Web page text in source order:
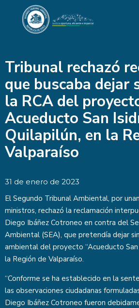
Tribunal rechazó
que buscaba dejar
la RCA del
Acueducto San
Quilapilún, en la
Valparaíso
31 de enero de 2023
El Segundo Tribunal Ambiental, por
ministros, rechazó la reclamación
Diego Ibáñez Cotroneo en contra del
Ambiental (SEA), que pretendía dejar
ambiental del proyecto “Acueducto San
la Región de Valparaíso.
“Conforme se ha establecido en la
las observaciones ciudadanas
Diego Ibáñez Cotroneo fueron